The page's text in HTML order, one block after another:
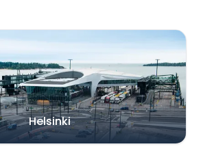
Helsinki